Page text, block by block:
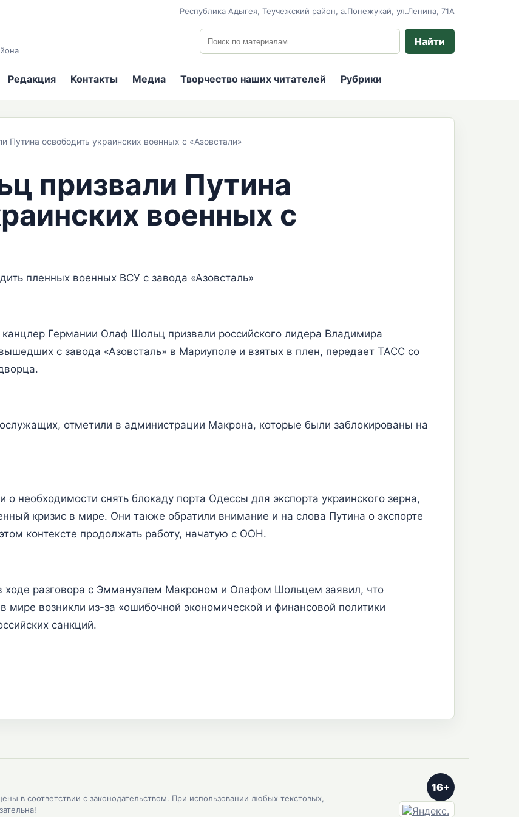
Республика Адыгея, Теучежский район, а.Понежукай, ул.Ленина, 71А
Поиск по сайту
Найти
Редакция Контакты Медиа Творчество наших читателей Рубрики
Путина освободить украинских военных с «Азовстали»
призвали Путина
военных с
пленных военных ВСУ с завода «Азовсталь»
Германии Олаф Шольц призвали российского лидера Владимира
с завода «Азовсталь» в Мариуполе и взятых в плен, передает ТАСС со
отметили в администрации Макрона, которые были заблокированы на
необходимости снять блокаду порта Одессы для экспорта украинского зерна,
кризис в мире. Они также обратили внимание и на слова Путина о экспорте
контексте продолжать работу, начатую с ООН.
ходе разговора с Эммануэлем Макроном и Олафом Шольцем заявил, что
мире возникли из-за «ошибочной экономической и финансовой политики
санкций.
в соответствии с законодательством. При использовании любых текстовых,
16+